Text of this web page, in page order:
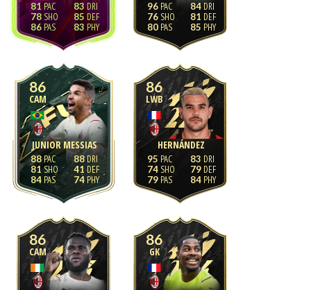
81
78
86
83
85
83
96
76
80
84
81
85
86
CAM
JUNIOR MESSIAS
88
81
84
88
41
74
86
LWB
HERNÁNDEZ
95
74
79
83
79
84
86
CAM
86
GK